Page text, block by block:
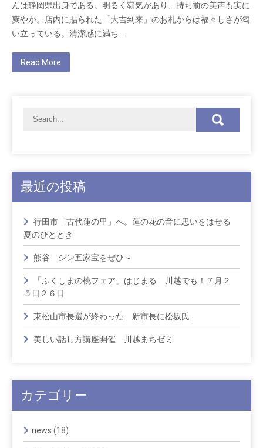
んは静岡県出身である。明るく覇気があり、持ち前の美声も実に
爽やか。店内に貼られた「大吉到来」のお札からは福々しさが匂
い立っている。清潔感に満ち…
Read More
最近の投稿
行田市「古代蓮の里」へ。蓮の花の音に思いをはせる
夏のひととき
熊谷 シン五家宝をぜひ～
「ふくしまの桃フェア」はじまる 川越でも！７月２
５日２６日
東松山市長選が終わった 新市長に松坂氏
美しい話し方講座開催 川越まちゼミ
カテゴリー
news (18)